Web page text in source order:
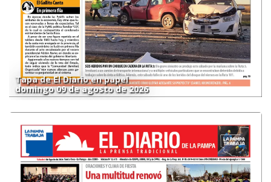
Tapa de El Diario en papel
domingo 09 de agosto de 2026